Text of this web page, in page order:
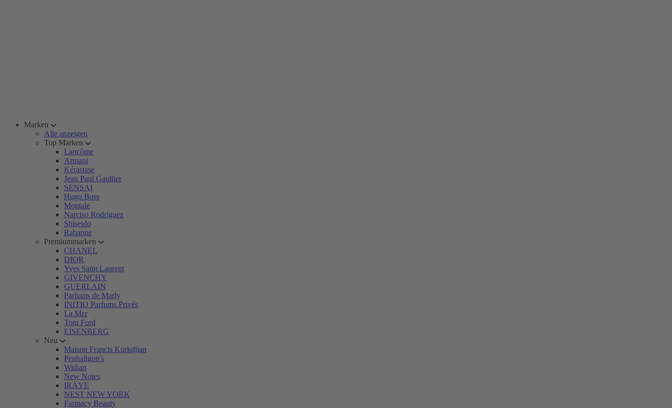
Marken
Alle anzeigen
Top Marken
Lancôme
Armani
Kérastase
Jean Paul Gaultier
SENSAI
Hugo Boss
Montale
Narciso Rodriguez
Shiseido
Rabanne
Premiummarken
CHANEL
DIOR
Yves Saint Laurent
GIVENCHY
GUERLAIN
Parfums de Marly
INITIO Parfums Privés
La Mer
Tom Ford
EISENBERG
Neu
Maison Francis Kurkdjian
Penhaligon's
Widian
New Notes
IRÄYE
NEST NEW YORK
Farmacy Beauty